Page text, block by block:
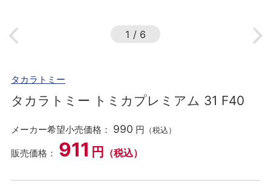
1 / 6
タカラトミー
タカラトミー トミカプレミアム 31 F40
メーカー希望小売価格： 990 円 （税込）
販売価格： 911 円 （税込）